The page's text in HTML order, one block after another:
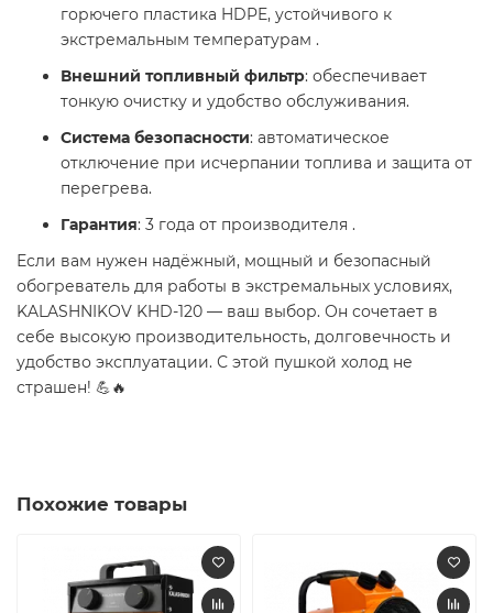
горючего пластика HDPE, устойчивого к
экстремальным температурам .
Внешний топливный фильтр: обеспечивает
тонкую очистку и удобство обслуживания.
Система безопасности: автоматическое
отключение при исчерпании топлива и защита от
перегрева.
Гарантия: 3 года от производителя .
Если вам нужен надёжный, мощный и безопасный
обогреватель для работы в экстремальных условиях,
KALASHNIKOV KHD-120 — ваш выбор. Он сочетает в
себе высокую производительность, долговечность и
удобство эксплуатации. С этой пушкой холод не
страшен! 💪🔥
Похожие товары